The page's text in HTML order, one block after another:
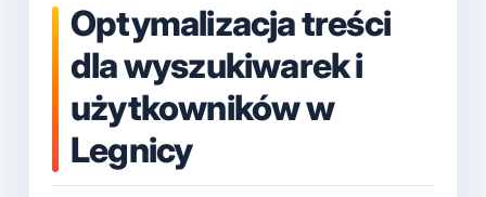
Optymalizacja treści
dla wyszukiwarek i
użytkowników w
Legnicy